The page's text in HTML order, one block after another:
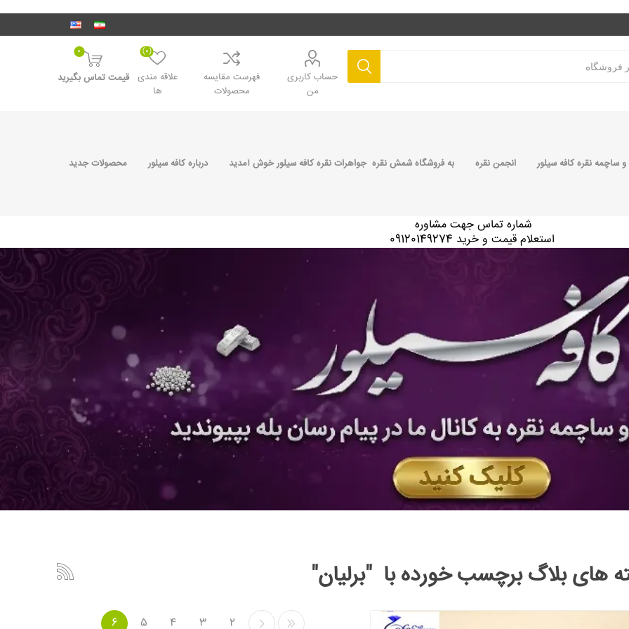
حساب کاربری
من
فهرست مقایسه
محصولات
علاقه مندی
ها
(0)
0
قیمت تماس بگیرید
ساچمه نقره کافه سیلور انجمن نقره به فروشگاه شمش نقره جواهرات نقره کافه سیلور خوش آمدید درباره کافه سیلور محصولات جدید
شماره تماس جهت مشاوره
استعلام قیمت و خرید 09120149274
های بلاگ برچسب خورده با "برلیان"
2
3
4
5
6